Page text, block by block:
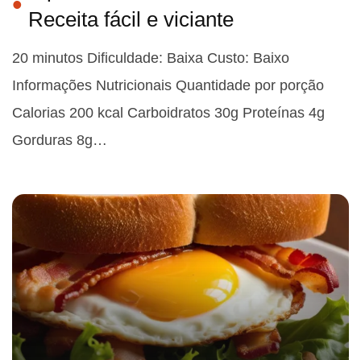
Receita fácil e viciante
20 minutos Dificuldade: Baixa Custo: Baixo
Informações Nutricionais Quantidade por porção
Calorias 200 kcal Carboidratos 30g Proteínas 4g
Gorduras 8g…